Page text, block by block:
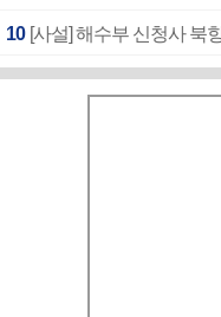
10 [사설] 해수부 신청사 북